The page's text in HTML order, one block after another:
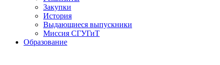
Закупки
История
Выдающиеся выпускники
Миссия СГУГиТ
Образование